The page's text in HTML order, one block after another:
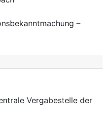
–
Vergabestelle der